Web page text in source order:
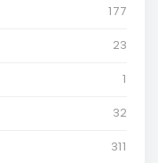
177
23
1
32
311